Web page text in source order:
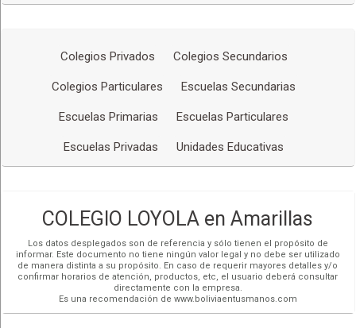
Colegios Privados Colegios Secundarios
Colegios Particulares Escuelas Secundarias
Escuelas Primarias Escuelas Particulares
Escuelas Privadas Unidades Educativas
COLEGIO LOYOLA en Amarillas
Los datos desplegados son de referencia y sólo tienen el propósito de
informar. Este documento no tiene ningún valor legal y no debe ser utilizado
de manera distinta a su propósito. En caso de requerir mayores detalles y/o
confirmar horarios de atención, productos, etc, el usuario deberá consultar
directamente con la empresa.
Es una recomendación de www.boliviaentusmanos.com